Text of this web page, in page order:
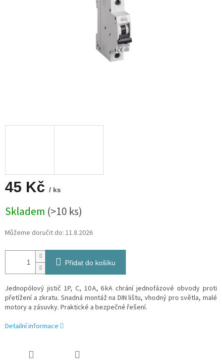
45 Kč / ks
cena:
Skladem (>10 ks)
Můžeme doručit do: 11.8.2026
Přidat do košíku
Jednopólový jistič 1P, C, 10 A, 6 kA chrání jednofázové obvody proti
přetížení a zkratu. Snadná montáž na DIN lištu, vhodný pro světla, malé
motory a zásuvky. Praktické a bezpečné řešení.
Detailní informace